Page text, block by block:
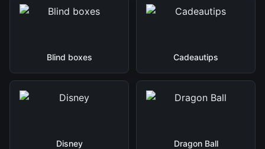
Blind boxes Cadeautips
Disney Dragon Ball